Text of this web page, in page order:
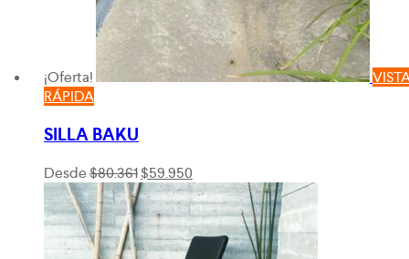
¡Oferta!
RÁPIDA
SILLA BAKU
Desde$80.361El
precio
original
era:
$80.361.
$59.950El
precio
actual
es:
$59.950.